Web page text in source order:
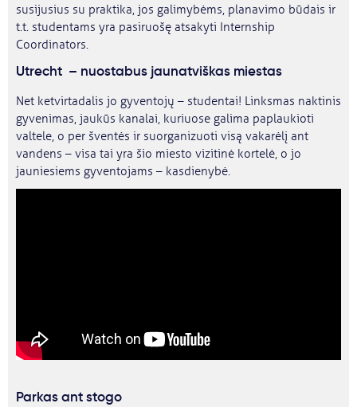
susijusius su praktika, jos galimybėms, planavimo būdais ir
t.t. studentams yra pasiruošę atsakyti Internship
Coordinators.
Utrecht – nuostabus jaunatviškas miestas
Net ketvirtadalis jo gyventojų – studentai! Linksmas naktinis
gyvenimas, jaukūs kanalai, kuriuose galima paplaukioti
valtele, o per šventės ir suorganizuoti visą vakarėlį ant
vandens – visa tai yra šio miesto vizitinė kortelė, o jo
jauniesiems gyventojams – kasdienybė.
Parkas ant stogo